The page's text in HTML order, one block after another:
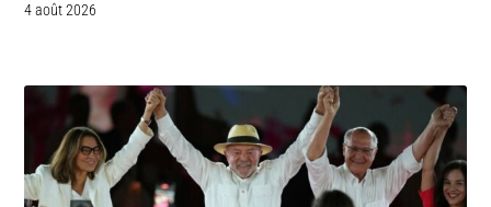
4 août 2026